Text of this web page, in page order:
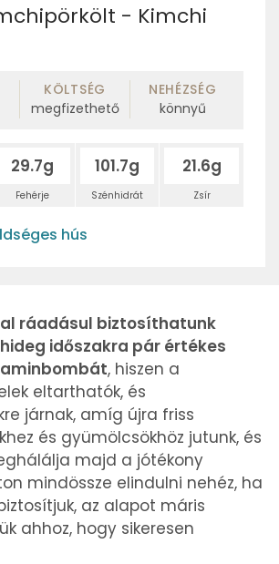
- Kimchi
KÖLTSÉG
megfizethető
NEHÉZSÉG
könnyű
29.7g
Fehérje
101.7g
Szénhidrát
21.6g
Zsír
hús
ráadásul biztosíthatunk
időszakra pár értékes
, hiszen a
eltarthatók, és
járnak, amíg újra friss
és gyümölcsökhöz jutunk, és
majd a jótékony
mindössze elindulni nehéz, ha
az alapot máris
ahhoz, hogy sikeresen